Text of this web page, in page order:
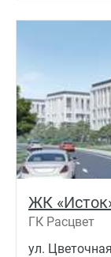
ЖК
ГК Расцвет
ул.